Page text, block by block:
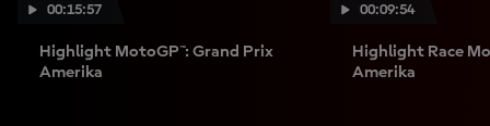
00:15:57
Highlight MotoGP™: Grand Prix
Amerika
00:09:54
Highlight Race
Amerika